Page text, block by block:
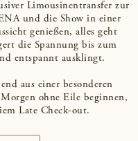
Limousinentransfer zur
und die Show in einer
genießen, alles geht
die Spannung bis zum
entspannt ausklingt.
aus einer besonderen
ohne Eile beginnen,
Late Check-out.